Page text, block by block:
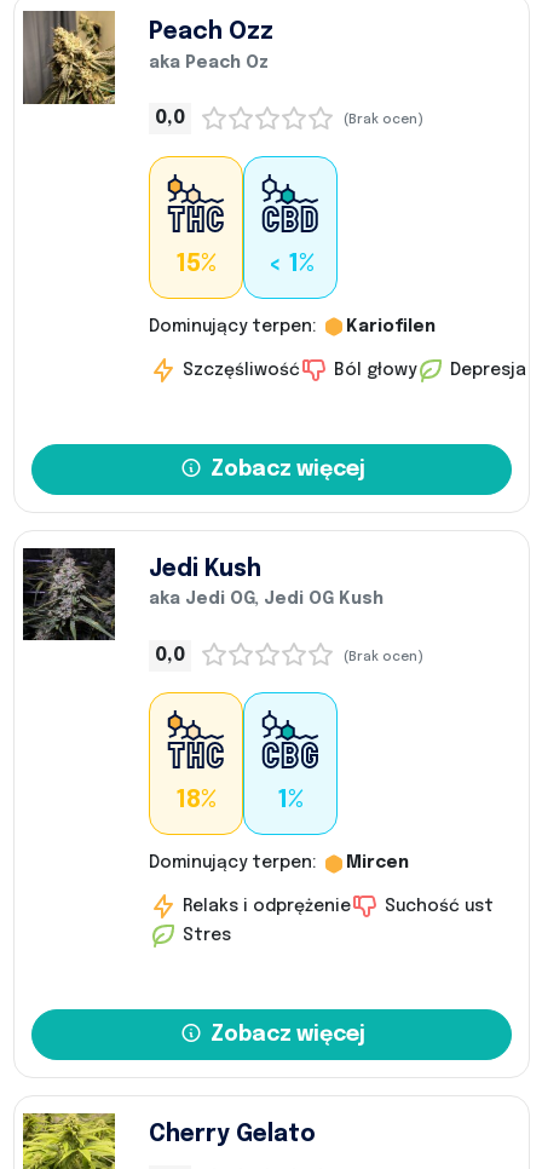
Peach Ozz
aka Peach Oz
0,0 (Brak ocen)
15% < 1%
Dominujący terpen: Kariofilen
Szczęśliwość Ból głowy Depresja
Zobacz więcej
Jedi Kush
aka Jedi OG, Jedi OG Kush
0,0 (Brak ocen)
18% 1%
Dominujący terpen: Mircen
Relaks i odprężenie
Suchość ust
Stres
Zobacz więcej
Cherry Gelato